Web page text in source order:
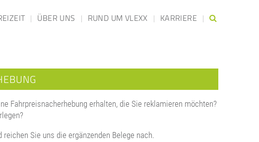
ÜBER UNS RUND UM VLEXX KARRIERE
Fahrpreisnacherhebung erhalten, die Sie reklamieren möchten?
Sie uns die ergänzenden Belege nach.